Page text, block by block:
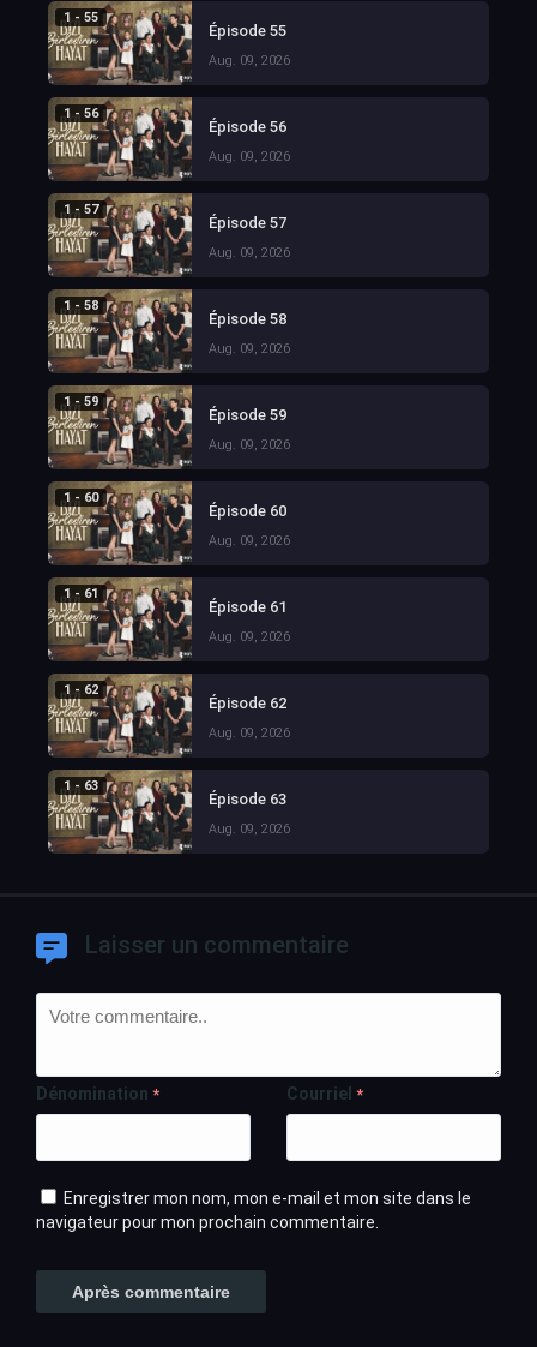
1 - 55
Épisode 55
Aug. 09, 2026
1 - 56
Épisode 56
Aug. 09, 2026
1 - 57
Épisode 57
Aug. 09, 2026
1 - 58
Épisode 58
Aug. 09, 2026
1 - 59
Épisode 59
Aug. 09, 2026
1 - 60
Épisode 60
Aug. 09, 2026
1 - 61
Épisode 61
Aug. 09, 2026
1 - 62
Épisode 62
Aug. 09, 2026
1 - 63
Épisode 63
Aug. 09, 2026
Laisser un commentaire
Dénomination * Courriel *
Enregistrer mon nom, mon e-mail et mon site dans le
navigateur pour mon prochain commentaire.